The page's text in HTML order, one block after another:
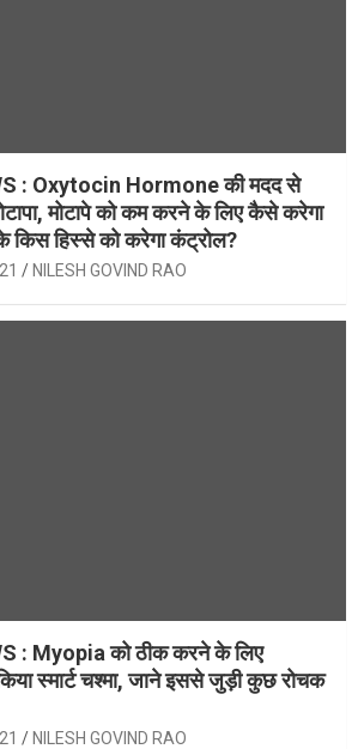
: Oxytocin Hormone की मदद से
मोटापे को कम करने के लिए कैसे करेगा
किस हिस्से को करेगा कंट्रोल?
NILESH GOVIND RAO
: Myopia को ठीक करने के लिए
स्मार्ट चश्मा, जाने इससे जुड़ी कुछ रोचक
NILESH GOVIND RAO